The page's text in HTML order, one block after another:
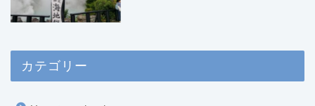
カテゴリー